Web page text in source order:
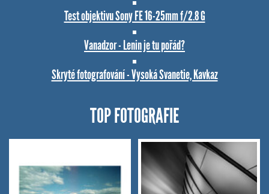
Test objektivu Sony FE 16-25mm f/2.8 G
Vanadzor - Lenin je tu pořád?
Skryté fotografování - Vysoká Svanetie, Kavkaz
TOP FOTOGRAFIE